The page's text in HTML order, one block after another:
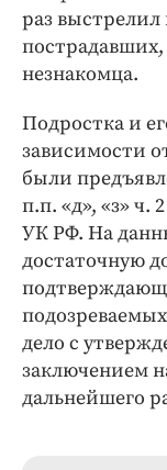
раз выстрелил
пострадавших,
незнакомца.
Подростка и
зависимости
были
п.п. «д», «з» ч.
УК РФ. На
достаточную
дело с
заключением
дальнейшего